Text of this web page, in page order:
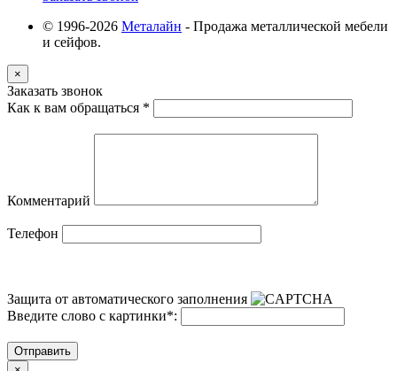
© 1996-2026 Металайн - Продажа металлической мебели
и сейфов.
×
Заказать звонок
Как к вам обращаться *
Комментарий
Телефон
Защита от автоматического заполнения
Введите слово с картинки*:
Отправить